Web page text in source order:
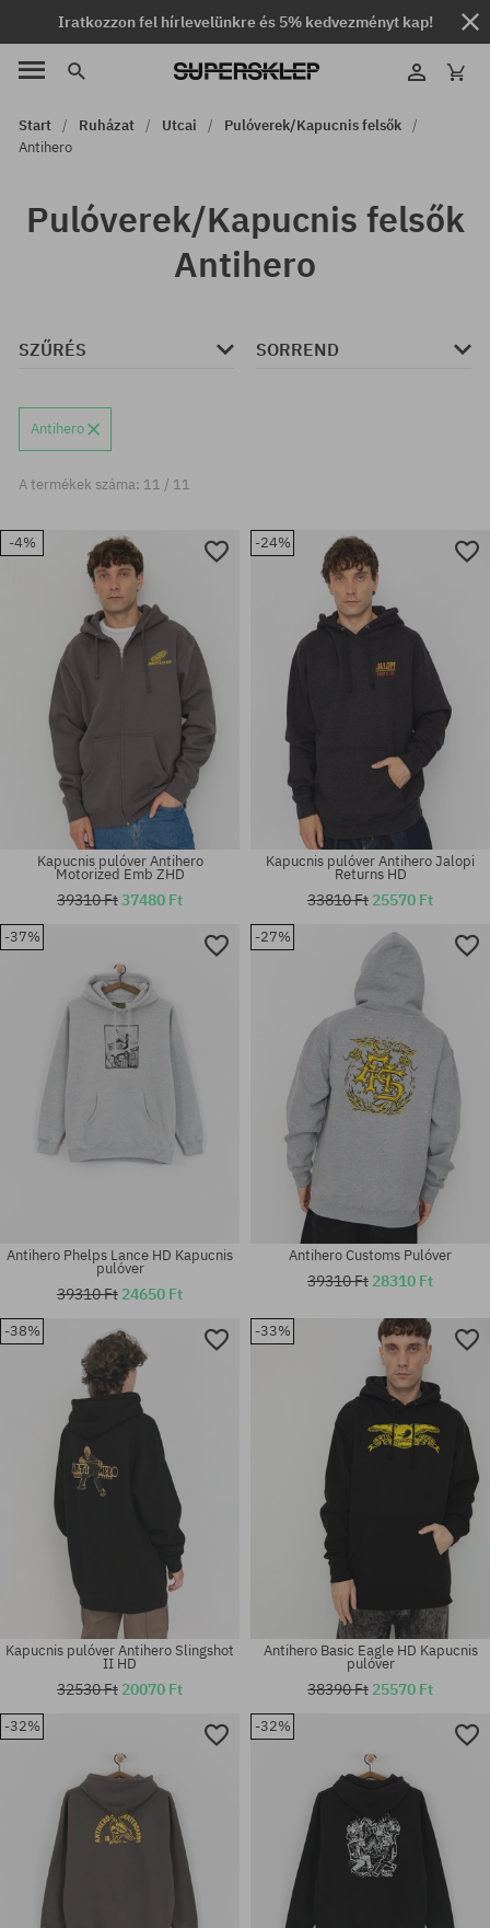
Iratkozzon fel hírlevelünkre és 5% kedvezményt kap!
Start Ruházat Utcai
Pulóverek/Kapucnis felsők
Antihero
Pulóverek/Kapucnis felsők
Antihero
SZŰRÉS SORREND
Antihero
A termékek száma: 11 / 11
-4%
Elérhető méretek:
Kapucnis pulóver Antihero
Motorized Emb ZHD
39310 Ft37480 Ft
-24%
Elérhető méretek:
Kapucnis pulóver Antihero Jalopi
Returns HD
33810 Ft 25570 Ft
-37%
Elérhető méretek:
Antihero Phelps Lance HD Kapucnis
pulóver
39310 Ft 24650 Ft
-27%
Elérhető méretek:
Antihero Customs Pulóver
39310 Ft 28310 Ft
-38%
Kapucnis pulóver Antihero Slingshot
II HD
32530 Ft 20070 Ft
-33%
Antihero Basic Eagle HD Kapucnis
pulóver
38390 Ft 25570 Ft
-32% -32%